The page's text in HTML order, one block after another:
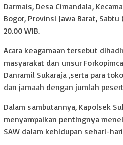
Darmais, Desa Cimandala,
Bogor, Provinsi Jawa Barat,
20.00 WIB.
Acara keagamaan tersebut
masyarakat dan unsur
Danramil Sukaraja ,serta para
dan jamaah dengan jumlah
Dalam sambutannya, Kapolsek
menyampaikan pentingnya
SAW dalam kehidupan sehari-